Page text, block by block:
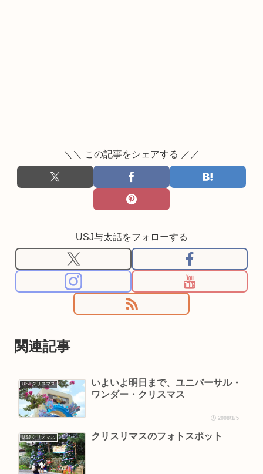
＼＼ この記事をシェアする ／／
USJ与太話をフォローする
関連記事
USJ クリスマス
いよいよ明日まで、ユニバーサル・
ワンダー・クリスマス
2008/1/5
USJ クリスマス クリスリマスのフォトスポット